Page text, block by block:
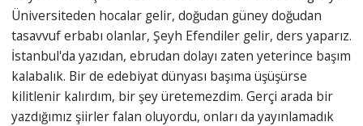
Üniversiteden hocalar gelir, doğudan güney doğudan
tasavvuf erbabı olanlar, Şeyh Efendiler gelir, ders yaparız.
İstanbul'da yazıdan, ebrudan dolayı zaten yeterince başım
kalabalık. Bir de edebiyat dünyası başıma üşüşürse
kilitlenir kalırdım, bir şey üretemezdim. Gerçi arada bir
yazdığımız şiirler falan oluyordu, onları da yayınlamadık